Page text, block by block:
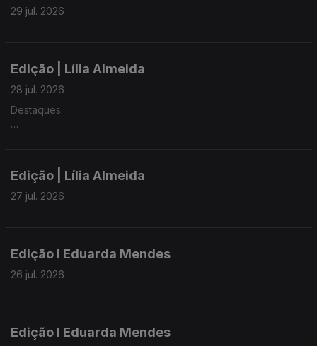
29 jul. 2026
Edição | Lília Almeida
28 jul. 2026
Destaques:
► PS denuncia falta de respostas do Governo da República
sobre a requalificação da esquadra da PSP na Ribeira Grande
Edição | Lília Almeida
27 jul. 2026
Edição I Eduarda Mendes
26 jul. 2026
Edição I Eduarda Mendes